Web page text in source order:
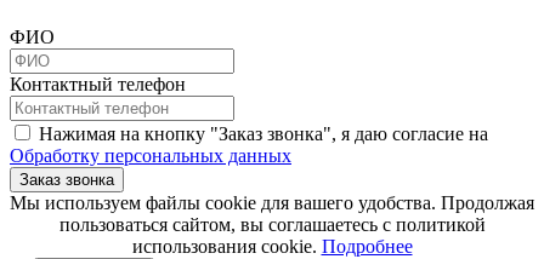
ФИО
Контактный телефон
Нажимая на кнопку "Заказ звонка", я даю согласие на
Обработку персональных данных
Заказ звонка
​​​​​​​Мы используем файлы cookie для вашего удобства. Продолжая
пользоваться сайтом, вы соглашаетесь с политикой
использования cookie.​​​​​​​ Подробнее